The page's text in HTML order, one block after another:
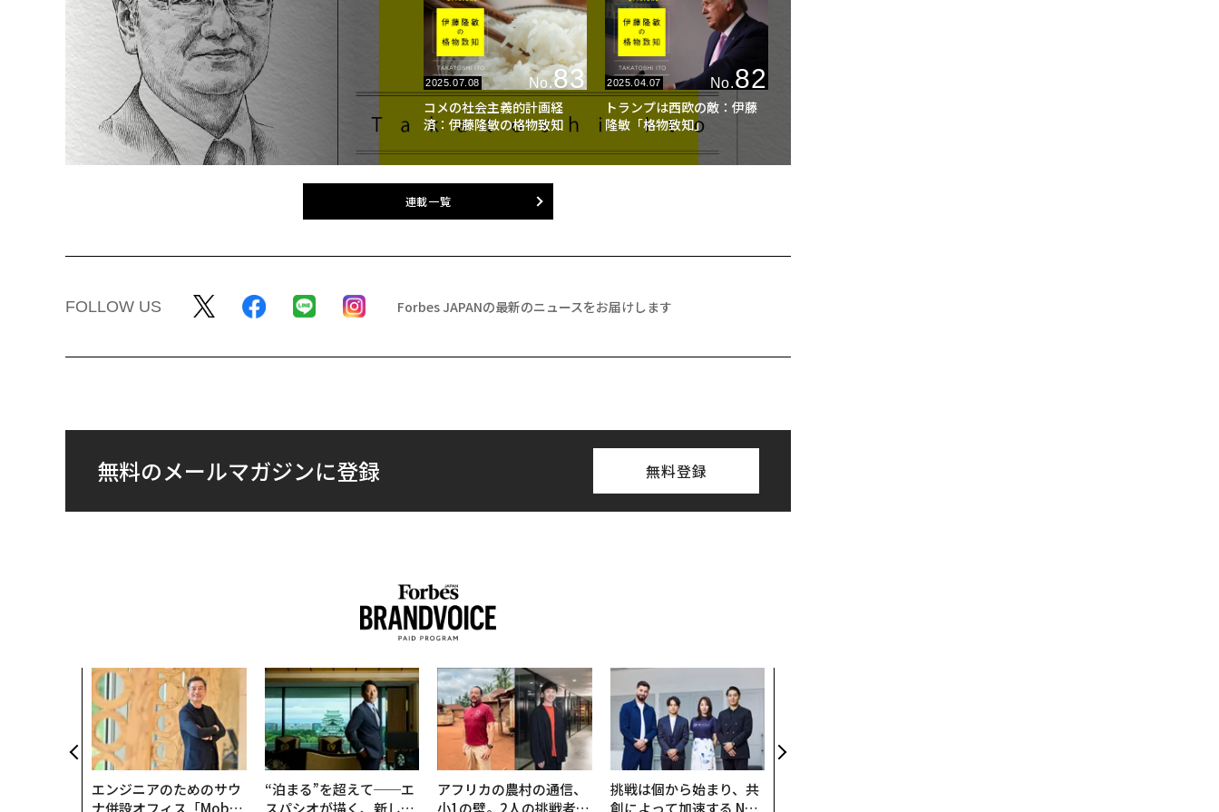
2025.07.08 No.83
コメの社会主義的計画経
済：伊藤隆敏の格物致知
2025.04.07 No.82
トランプは西欧の敵：伊藤
隆敏「格物致知」
連載一覧
FOLLOW US Forbes JAPANの最新のニュースをお届けします
無料のメールマガジンに登録 無料登録
エンジニアのためのサウ
“泊まる”を超えて──エ
アフリカの農村の通信、
挑戦は個から始まり、共
る1日│CAREER SUMMI